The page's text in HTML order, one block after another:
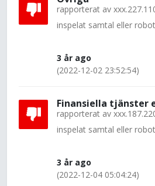
rapporterat av
inspelat samtal eller
3 år ago
(2022-12-02 23:52:54)
Finansiella tjänster
rapporterat av
inspelat samtal eller
3 år ago
(2022-12-04 05:04:24)